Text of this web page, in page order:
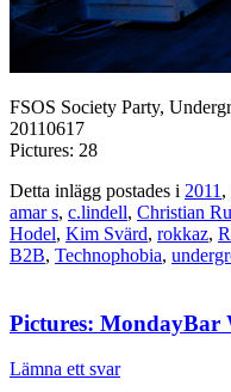
FSOS Society Party,
20110617
Pictures: 28
Detta inlägg postades i 2011 ,
amar s, c.lindell, Christian
Hodel, Kim Svärd, rokkaz,
B2B, Technophobia,
Pictures: MondayBar
Lämna ett svar